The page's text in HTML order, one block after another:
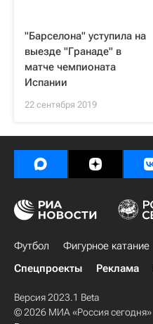
"Барселона" уступила на
выезде "Гранаде" в
матче чемпионата
Испании
22 сентября 2019
Футбол Фигурное катание
Спецпроекты
Реклама
Версия 2023.1 Beta
© 2026 МИА «Россия сегодня»